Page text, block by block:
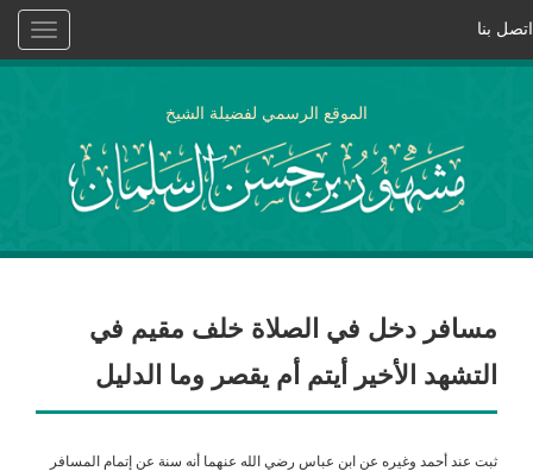
Toggle
اتصل بنا
الموقع الرسمي لفضيلة الشيخ
مسافر دخل في الصلاة خلف مقيم في
التشهد الأخير أيتم أم يقصر وما الدليل
ثبت عند أحمد وغيره عن ابن عباس رضي الله عنهما أنه سنة عن إتمام المسافر